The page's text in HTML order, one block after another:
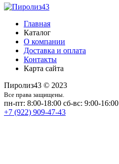
Главная
Каталог
О компании
Доставка и оплата
Контакты
Карта сайта
Пиролиз43 © 2023
Все права защищены.
пн-пт: 8:00-18:00 сб-вс: 9:00-16:00
+7 (922) 909-47-43